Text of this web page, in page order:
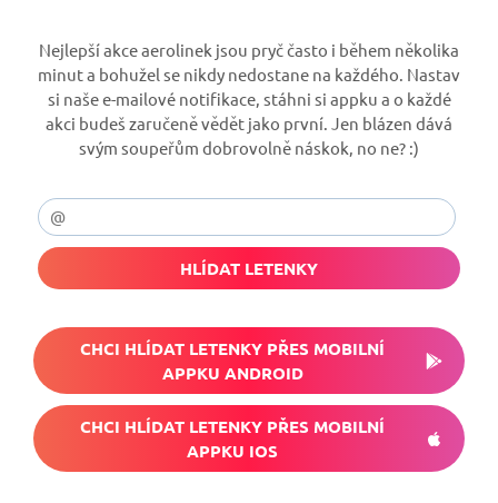
Nejlepší akce aerolinek jsou pryč často i během několika
minut a bohužel se nikdy nedostane na každého. Nastav
si naše e-mailové notifikace, stáhni si appku a o každé
akci budeš zaručeně vědět jako první. Jen blázen dává
svým soupeřům dobrovolně náskok, no ne? :)
HLÍDAT LETENKY
CHCI HLÍDAT LETENKY PŘES MOBILNÍ
APPKU ANDROID
CHCI HLÍDAT LETENKY PŘES MOBILNÍ
APPKU IOS